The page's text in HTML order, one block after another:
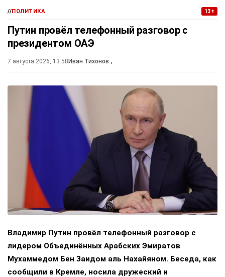
//ПОЛИТИКА 13+
Путин провёл телефонный разговор с
президентом ОАЭ
7 августа 2026, 13:58 Иван Тихонов ,
Владимир Путин провёл телефонный разговор с
лидером Объединённых Арабских Эмиратов
Мухаммедом Бен Заидом аль Нахайяном. Беседа, как
сообщили в Кремле, носила дружеский и